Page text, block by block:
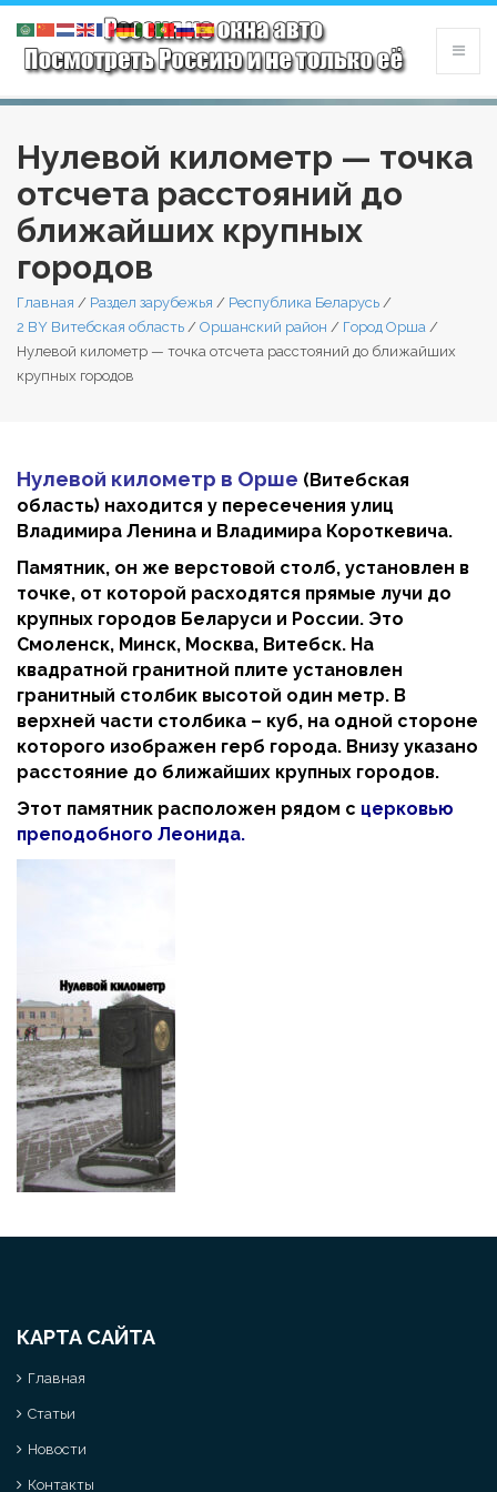
Нулевой километр — точка
отсчета расстояний до
ближайших крупных
городов
Главная / Раздел зарубежья / Республика Беларусь /
2 BY Витебская область / Оршанский район / Город Орша /
Нулевой километр — точка отсчета расстояний до ближайших
крупных городов
Нулевой километр в Орше (Витебская
область) находится у пересечения улиц
Владимира Ленина и Владимира Короткевича.
Памятник, он же верстовой столб, установлен в
точке, от которой расходятся прямые лучи до
крупных городов Беларуси и России. Это
Смоленск, Минск, Москва, Витебск. На
квадратной гранитной плите установлен
гранитный столбик высотой один метр. В
верхней части столбика – куб, на одной стороне
которого изображен герб города. Внизу указано
расстояние до ближайших крупных городов.
Этот памятник расположен рядом с церковью
преподобного Леонида.
КАРТА САЙТА
Главная
Статьи
Новости
Контакты